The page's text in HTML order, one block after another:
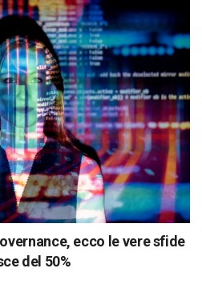
ecco le vere sfide
del 50%